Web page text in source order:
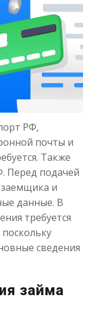
50 000₽
до 21 дня
РФ,
почты и
Также
Перед подачей
и
данные. В
требуется
сведения
займа